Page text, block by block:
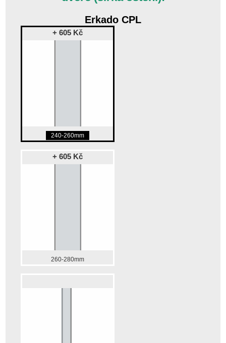
Erkado CPL
+ 605 Kč
240-260mm
+ 605 Kč
260-280mm